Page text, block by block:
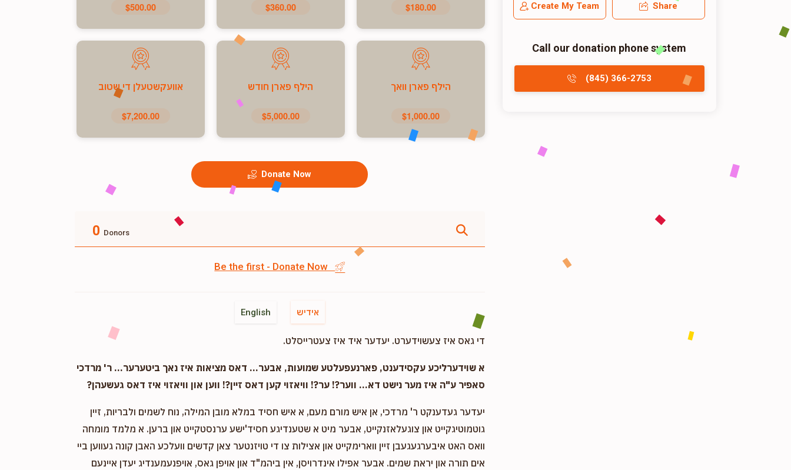
$180.00
$360.00
$500.00
הילף פארן וואך
$1,000.00
הילף פארן חודש
$5,000.00
אוועקשטעלן די שטוב
$7,200.00
Donate Now
0 Donors
Be the first - Donate Now
English אידיש
די גאס איז צעשוידערט. יעדער איד איז צעטרייסלט.
א שוידערליכע עקסידענט, פארנעפעלטע שמועות, אבער... דאס מציאות איז נאך ביטערער... ר' מרדכי
סאפיר ע"ה איז מער נישט דא... ווער?! ער?! וויאזוי קען דאס זיין?! ווען און וויאזוי איז דאס געשעהן?
יעדער געדענקט ר' מרדכי, אן איש מורם מעם, א איש חסיד במלא מובן המילה, נוח לשמים ולבריות, זיין
גוטמוטיגקייט און צוגעלאזנקייט, אבער מיט א שטענדיגע חסיד'ישע ערנסטקייט און ברען. א מלמד מומחה
וואס האט איבערגעגעבן זיין ווארימקייט און אצילות צו די טויזנטער צאן קדשים וועלכע האבן קונה געווען ביי
אים תורה און יראת שמים. אבער אפילו אינדרויסן, אין ביהמ"ד און אויפן גאס, אויפנעמענדיג יעדן איינעם
Create My Team Share
Call our donation phone system
(845) 366-2753